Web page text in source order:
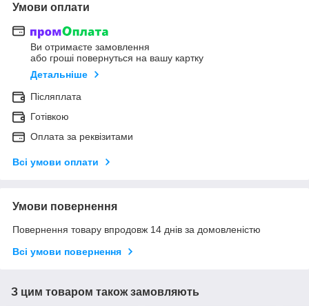
Умови оплати
Ви отримаєте замовлення
або гроші повернуться на вашу картку
Детальніше
Післяплата
Готівкою
Оплата за реквізитами
Всі умови оплати
Умови повернення
Повернення товару впродовж 14 днів за домовленістю
Всі умови повернення
З цим товаром також замовляють